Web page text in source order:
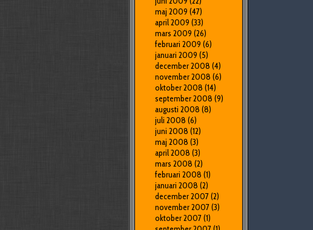
maj 2009 (47)
april 2009 (33)
mars 2009 (26)
februari 2009 (6)
januari 2009 (5)
december 2008 (4)
november 2008 (6)
oktober 2008 (14)
september 2008 (9)
augusti 2008 (8)
juli 2008 (6)
juni 2008 (12)
maj 2008 (3)
april 2008 (3)
mars 2008 (2)
februari 2008 (1)
januari 2008 (2)
december 2007(2)
november 2007(3)
oktober 2007(1)